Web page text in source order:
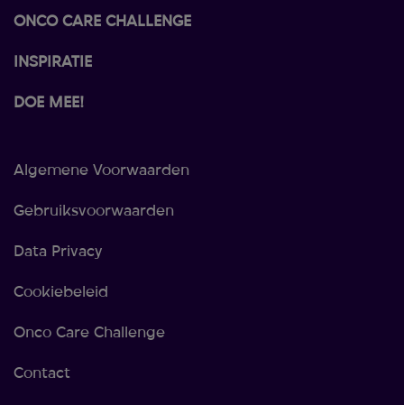
ONCO CARE CHALLENGE
INSPIRATIE
DOE MEE!
Algemene Voorwaarden
Gebruiksvoorwaarden
Data Privacy
Cookiebeleid
Onco Care Challenge
Contact